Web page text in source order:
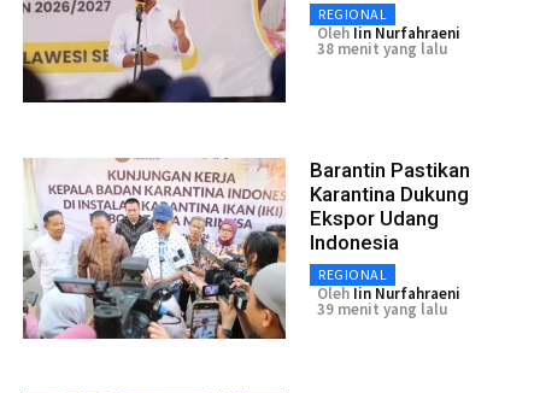
REGIONAL
Oleh Iin Nurfahraeni
38 menit yang lalu
Barantin Pastikan
Karantina Dukung
Ekspor Udang
Indonesia
REGIONAL
Oleh Iin Nurfahraeni
39 menit yang lalu